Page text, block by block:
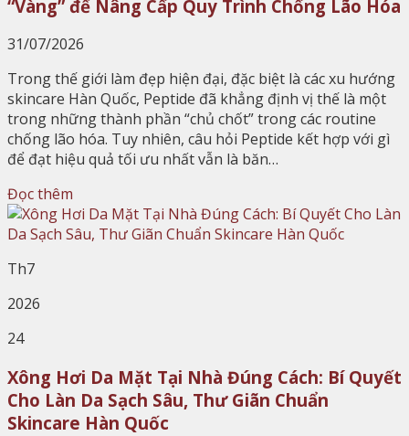
“Vàng” để Nâng Cấp Quy Trình Chống Lão Hóa
31/07/2026
Trong thế giới làm đẹp hiện đại, đặc biệt là các xu hướng
skincare Hàn Quốc, Peptide đã khẳng định vị thế là một
trong những thành phần “chủ chốt” trong các routine
chống lão hóa. Tuy nhiên, câu hỏi Peptide kết hợp với gì
để đạt hiệu quả tối ưu nhất vẫn là băn…
Đọc thêm
Th7
2026
24
Xông Hơi Da Mặt Tại Nhà Đúng Cách: Bí Quyết
Cho Làn Da Sạch Sâu, Thư Giãn Chuẩn
Skincare Hàn Quốc